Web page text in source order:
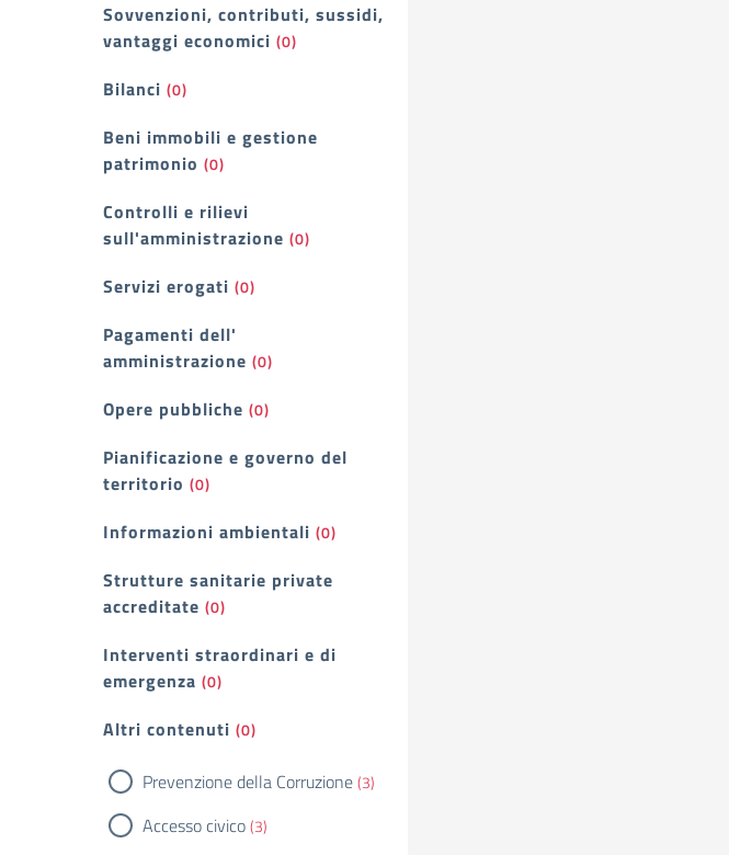
Sovvenzioni, contributi, sussidi,
vantaggi economici (0)
Bilanci (0)
Beni immobili e gestione
patrimonio (0)
Controlli e rilievi
sull'amministrazione (0)
Servizi erogati (0)
Pagamenti dell'
amministrazione (0)
Opere pubbliche (0)
Pianificazione e governo del
territorio (0)
Informazioni ambientali (0)
Strutture sanitarie private
accreditate (0)
Interventi straordinari e di
emergenza (0)
Altri contenuti (0)
Prevenzione della Corruzione(3)
Accesso civico(3)